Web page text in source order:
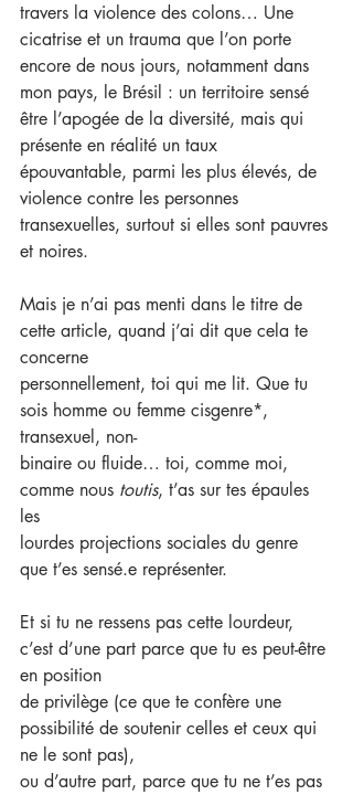
travers la violence des colons… Une
cicatrise et un trauma que l’on porte
encore de nous jours, notamment dans
mon pays, le Brésil : un territoire sensé
être l’apogée de la diversité, mais qui
présente en réalité un taux
épouvantable, parmi les plus élevés, de
violence contre les personnes
transexuelles, surtout si elles sont pauvres
et noires.
Mais je n’ai pas menti dans le titre de
cette article, quand j’ai dit que cela te
concerne
personnellement, toi qui me lit. Que tu
sois homme ou femme cisgenre*,
transexuel, non-
binaire ou fluide… toi, comme moi,
comme nous toutis, t’as sur tes épaules
les
lourdes projections sociales du genre
que t’es sensé.e représenter.
Et si tu ne ressens pas cette lourdeur,
c’est d’une part parce que tu es peut-être
en position
de privilège (ce que te confère une
possibilité de soutenir celles et ceux qui
ne le sont pas),
ou d’autre part, parce que tu ne t’es pas